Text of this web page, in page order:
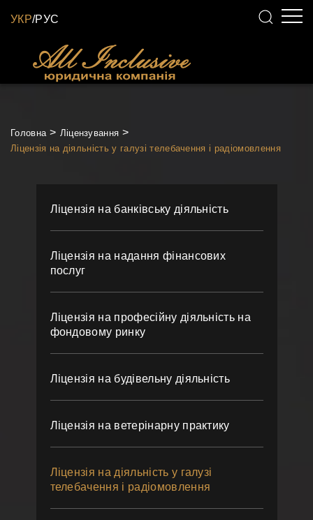
УКР/РУС
Головна
Ліцензування
Ліцензія на діяльність у галузі телебачення і радіомовлення
Ліцензія на банківську діяльність
Ліцензія на надання фінансових
послуг
Ліцензія на професійну діяльність на
фондовому ринку
Ліцензія на будівельну діяльність
Ліцензія на ветерінарну практику
Ліцензія на діяльність у галузі
телебачення і радіомовлення